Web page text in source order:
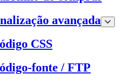
avançada
CSS
fonte / FTP